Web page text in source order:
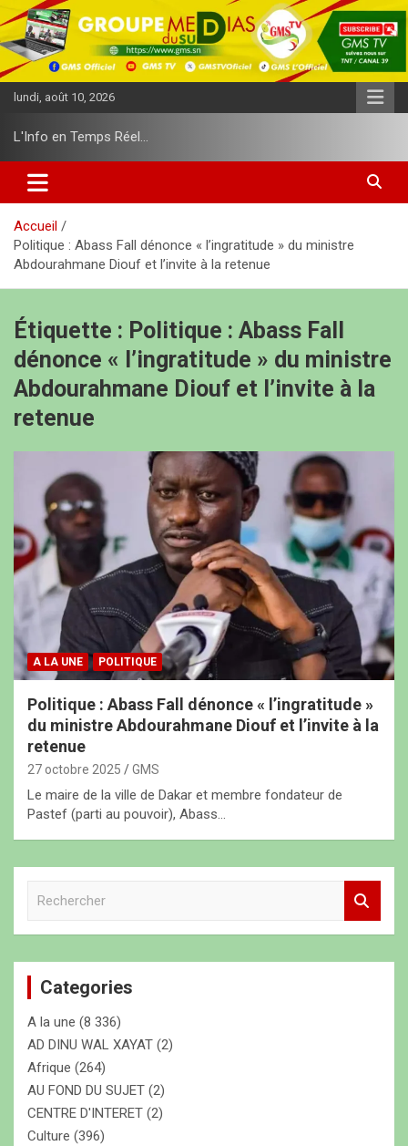
l
l
e
r
o
t
lundi, août 10, 2026
L'Info en Temps Réel…
Accueil
Politique : Abass Fall dénonce « l’ingratitude » du ministre
Abdourahmane Diouf et l’invite à la retenue
Étiquette : Politique : Abass Fall
dénonce « l’ingratitude » du ministre
Abdourahmane Diouf et l’invite à la
retenue
A LA UNE POLITIQUE
Politique : Abass Fall dénonce « l’ingratitude »
du ministre Abdourahmane Diouf et l’invite à la
retenue
27 octobre 2025 GMS
Le maire de la ville de Dakar et membre fondateur de
Pastef (parti au pouvoir), Abass…
e
c
h
e
r
Categories
A la une (8 336)
AD DINU WAL XAYAT (2)
Afrique (264)
AU FOND DU SUJET (2)
CENTRE D'INTERET (2)
Culture (396)